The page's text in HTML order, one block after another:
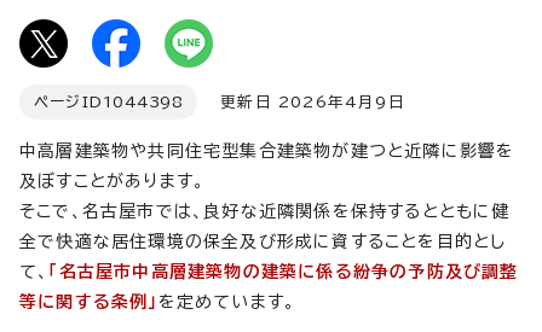
ページID 1044398 更新日 2026年4月9日
中高層建築物や共同住宅型集合建築物が建つと近隣に影響を
及ぼすことがあります。
そこで、名古屋市では、良好な近隣関係を保持するとともに健
全で快適な居住環境の保全及び形成に資することを目的とし
て、 「名古屋市中高層建築物の建築に係る紛争の予防及び調整
等に関する条例」 を定めています。